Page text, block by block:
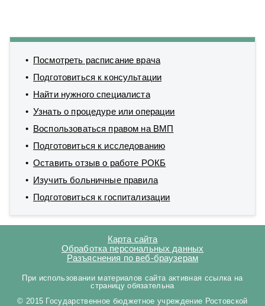
Посмотреть расписание врача
Подготовиться к консультации
Найти нужного специалиста
Узнать о процедуре или операции
Воспользоваться правом на ВМП
Подготовиться к исследованию
Оставить отзыв о работе РОКБ
Изучить больничные правила
Подготовиться к госпитализации
Карта сайта
Обработка персональных данных
Разъяснения по веб-браузерам
При использовании материалов сайта активная ссылка на
страницу обязательна
© 2015 Государственное бюджетное учреждение Ростовской